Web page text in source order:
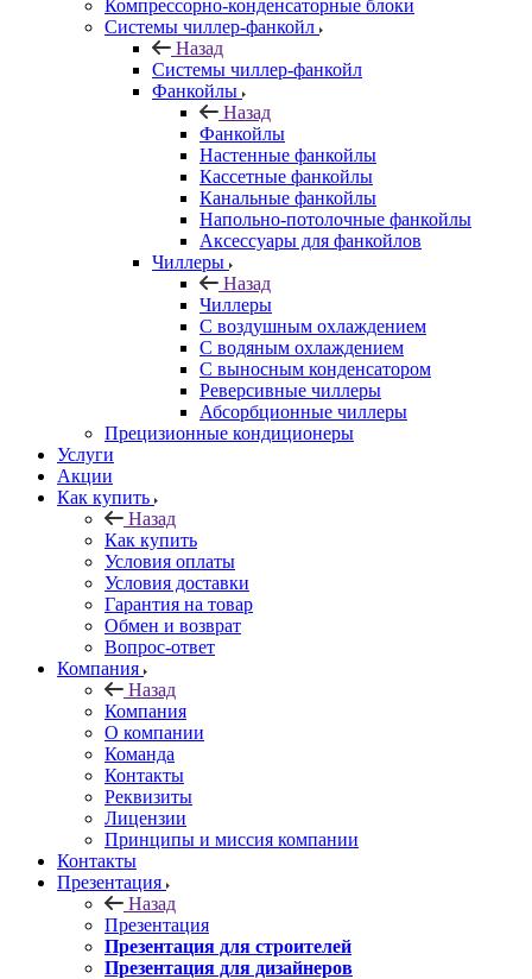
Компрессорно-конденсаторные блоки
Системы чиллер-фанкойл
Назад
Системы чиллер-фанкойл
Фанкойлы
Назад
Фанкойлы
Настенные фанкойлы
Кассетные фанкойлы
Канальные фанкойлы
Напольно-потолочные фанкойлы
Аксессуары для фанкойлов
Чиллеры
Назад
Чиллеры
С воздушным охлаждением
С водяным охлаждением
С выносным конденсатором
Реверсивные чиллеры
Абсорбционные чиллеры
Прецизионные кондиционеры
Услуги
Акции
Как купить
Назад
Как купить
Условия оплаты
Условия доставки
Гарантия на товар
Обмен и возврат
Вопрос-ответ
Компания
Назад
Компания
О компании
Команда
Контакты
Реквизиты
Лицензии
Принципы и миссия компании
Контакты
Презентация
Назад
Презентация
Презентация для строителей
Презентация для дизайнеров